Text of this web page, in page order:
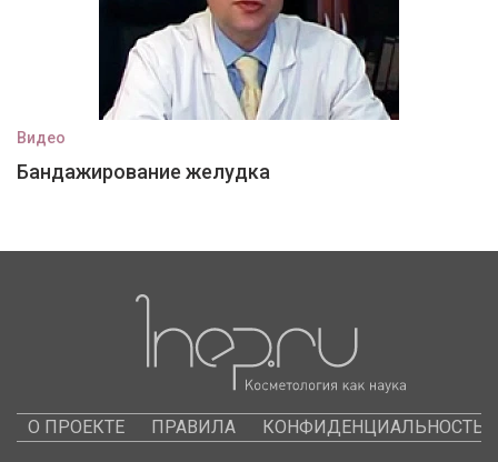
Видео
Бандажирование желудка
О ПРОЕКТЕ ПРАВИЛА КОНФИДЕНЦИАЛЬНОСТЬ